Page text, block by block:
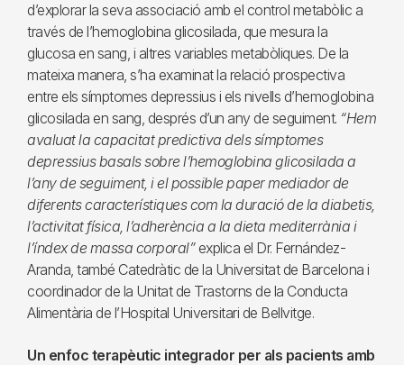
d’explorar la seva associació amb el control metabòlic a
través de l’hemoglobina glicosilada, que mesura la
glucosa en sang, i altres variables metabòliques. De la
mateixa manera, s’ha examinat la relació prospectiva
entre els símptomes depressius i els nivells d’hemoglobina
glicosilada en sang, després d’un any de seguiment. “Hem
avaluat la capacitat predictiva dels símptomes
depressius basals sobre l’hemoglobina glicosilada a
l’any de seguiment, i el possible paper mediador de
diferents característiques com la duració de la diabetis,
l’activitat física, l’adherència a la dieta mediterrània i
l’índex de massa corporal”explica el Dr. Fernández-
Aranda, també Catedràtic de la Universitat de Barcelona i
coordinador de la Unitat de Trastorns de la Conducta
Alimentària de l’Hospital Universitari de Bellvitge.
Un enfoc terapèutic integrador per als pacients amb